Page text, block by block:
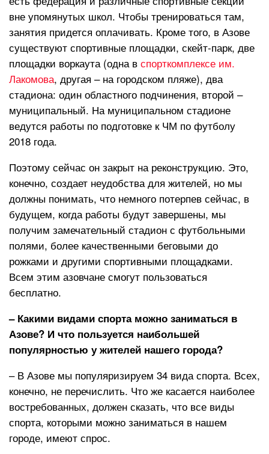
вне упомянутых школ. Чтобы тренироваться там,
занятия придется оплачивать. Кроме того, в Азове
существуют спортивные площадки, скейт-парк, две
площадки воркаута (одна в спорткомплексе им.
Лакомова, другая – на городском пляже), два
стадиона: один областного подчинения, второй –
муниципальный. На муниципальном стадионе
ведутся работы по подготовке к ЧМ по футболу
2018 года.
Поэтому сейчас он закрыт на реконструкцию. Это,
конечно, создает неудобства для жителей, но мы
должны понимать, что немного потерпев сейчас, в
будущем, когда работы будут завершены, мы
получим замечательный стадион с футбольными
полями, более качественными беговыми до
рожками и другими спортивными площадками.
Всем этим азовчане смогут пользоваться
бесплатно.
– Какими видами спорта можно заниматься в
Азове? И что пользуется наибольшей
популярностью у жителей нашего города?
– В Азове мы популяризируем 34 вида спорта. Всех,
конечно, не перечислить. Что же касается наиболее
востребованных, должен сказать, что все виды
спорта, которыми можно заниматься в нашем
городе, имеют спрос.